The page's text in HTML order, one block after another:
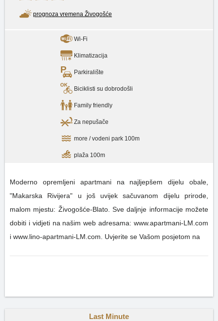
prognoza vremena Živogošće
Wi-Fi
Klimatizacija
Parkiralište
Biciklisti su dobrodošli
Family friendly
Za nepušače
more / vodeni park 100m
plaža 100m
Moderno opremljeni apartmani na najljepšem dijelu obale,
"Makarska Rivijera" u još uvijek sačuvanom dijelu prirode,
malom mjestu: Živogošće-Blato. Sve daljnje informacije možete
dobiti i vidjeti na našim web adresama: www.apartmani-LM.com
i www.lino-apartmani-LM.com. Uvjerite se Vašom posjetom na
Last Minute